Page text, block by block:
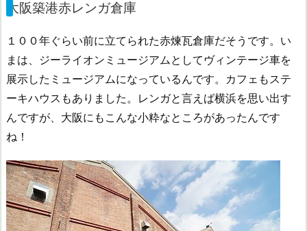
大阪築港赤レンガ倉庫
１００年ぐらい前に立てられた赤煉瓦倉庫だそうです。い
まは、ジーライオンミュージアムとしてヴィンテージ車を
展示したミュージアムになっているんです。カフェもステ
ーキハウスもありました。レンガと言えば横浜を思い出す
んですが、大阪にもこんな小粋なところがあったんです
ね！